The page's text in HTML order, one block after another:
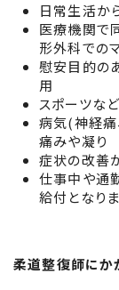
日常生活か
医療機関で
形外科での
慰安目的の
用
スポーツな
病気(神経痛
痛みや凝り
症状の改善
仕事中や通
給付となりま
柔道整復師にか